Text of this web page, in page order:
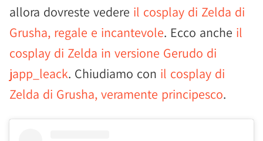
allora dovreste vedere il cosplay di Zelda di
Grusha, regale e incantevole. Ecco anche il
cosplay di Zelda in versione Gerudo di
japp_leack. Chiudiamo con il cosplay di
Zelda di Grusha, veramente principesco.